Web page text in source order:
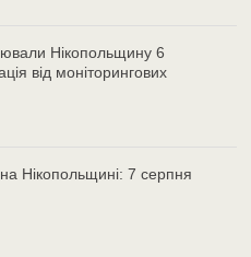
Нікопольщину 6
від моніторингових
Нікопольщині: 7 серпня